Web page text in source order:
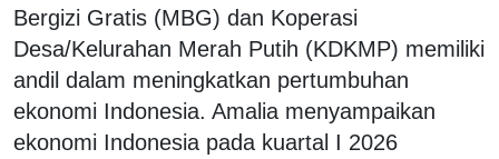
Bergizi Gratis (MBG) dan Koperasi
Desa/Kelurahan Merah Putih (KDKMP) memiliki
andil dalam meningkatkan pertumbuhan
ekonomi Indonesia. Amalia menyampaikan
ekonomi Indonesia pada kuartal I 2026